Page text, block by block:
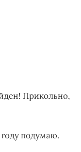
Прикольно,
подумаю.